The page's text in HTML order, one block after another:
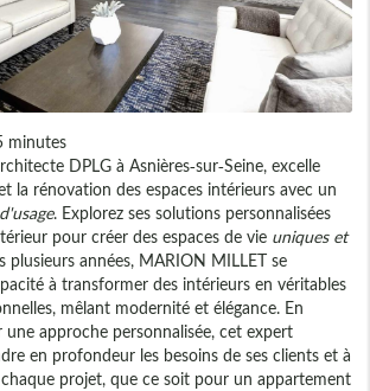
minutes
DPLG à Asnières-sur-Seine, excelle
la rénovation des espaces intérieurs avec un
. Explorez ses solutions personnalisées
pour créer des espaces de vie uniques et
plusieurs années, MARION MILLET se
à transformer des intérieurs en véritables
mêlant modernité et élégance. En
approche personnalisée, cet expert
en profondeur les besoins de ses clients et à
projet, que ce soit pour un appartement